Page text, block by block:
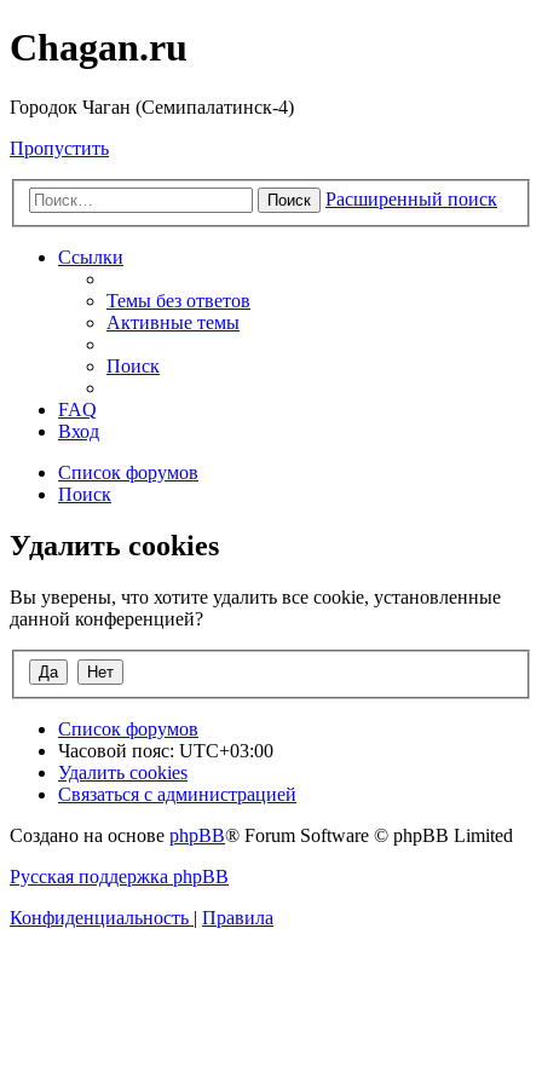
Chagan.ru
Городок Чаган (Семипалатинск-4)
Пропустить
Поиск Расширенный поиск
Ссылки
Темы без ответов
Активные темы
Поиск
FAQ
Вход
Список форумов
Поиск
Удалить cookies
Вы уверены, что хотите удалить все cookie, установленные
данной конференцией?
Список форумов
Часовой пояс: UTC+03:00
Удалить cookies
Связаться с администрацией
Создано на основе phpBB® Forum Software © phpBB Limited
Русская поддержка phpBB
Конфиденциальность | Правила